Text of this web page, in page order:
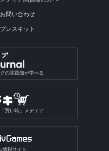
お問い合わせ
プレスキット
の実践知が学べる
買い時」メディア
情報サイト